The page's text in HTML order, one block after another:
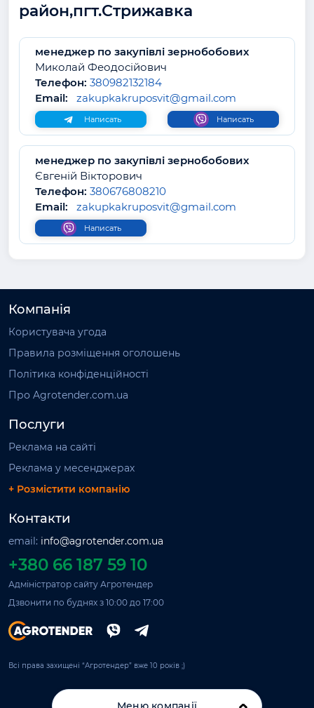
район,пгт.Стрижавка
менеджер по закупівлі зернобобових
Миколай Феодосійович
Телефон: 380982132184
Email:
zakupkakruposvit@gmail.com
Написать Написать
менеджер по закупівлі зернобобових
Євгеній Вікторович
Телефон: 380676808210
Email:
zakupkakruposvit@gmail.com
Написать
Компанія
Користувача угода
Правила розміщення оголошень
Політика конфіденційності
Про Agrotender.com.ua
Послуги
Реклама на сайті
Реклама у месенджерах
+ Розмістити компанію
Контакти
email: info@agrotender.com.ua
+380 66 187 59 10
Адміністратор сайту Агротендер
Дзвонити по буднях з 10:00 до 17:00
Всі права захищені “Агротендер” вже 10 років ;)